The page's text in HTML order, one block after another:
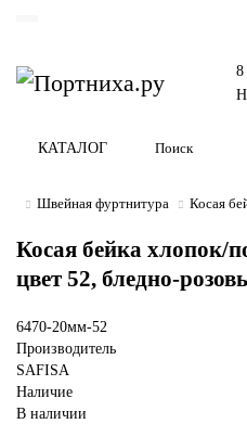
8
КАТАЛОГ
Швейная фуртнитура Косая
Косая бейка хлопок/
цвет 52, бледно-
6470-20мм-52
Производитель
SAFISA
Наличие
В наличии